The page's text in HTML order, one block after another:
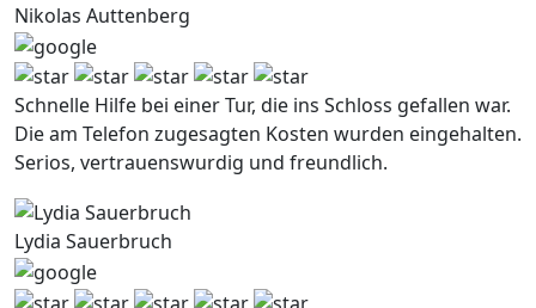
Nikolas Auttenberg
Schnelle Hilfe bei einer Tur, die ins Schloss gefallen war.
Die am Telefon zugesagten Kosten wurden eingehalten.
Serios, vertrauenswurdig und freundlich.
Lydia Sauerbruch